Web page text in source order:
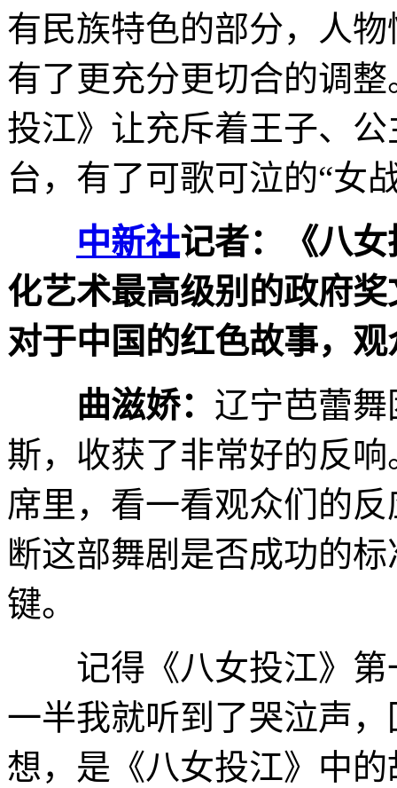
有民族特色的部分，人
有了更充分更切合的调
投江》让充斥着王子、
台，有了可歌可泣的“女
中新社记者：《八
化艺术最高级别的政府
对于中国的红色故事，
曲滋娇： 辽宁芭蕾
斯，收获了非常好的反
席里，看一看观众们的
断这部舞剧是否成功的
键。
记得《八女投江》第
一半我就听到了哭泣声
想，是《八女投江》中